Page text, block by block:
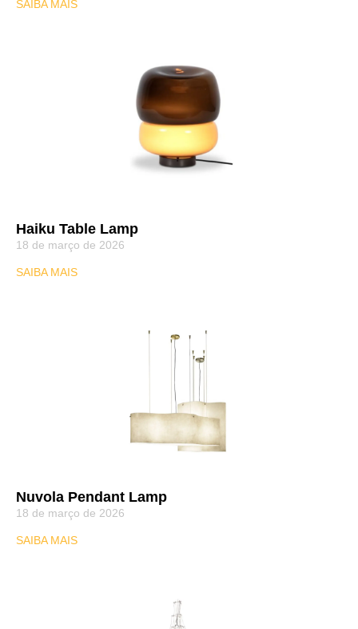
SAIBA MAIS
Haiku Table Lamp
18 de março de 2026
SAIBA MAIS
Nuvola Pendant Lamp
18 de março de 2026
SAIBA MAIS